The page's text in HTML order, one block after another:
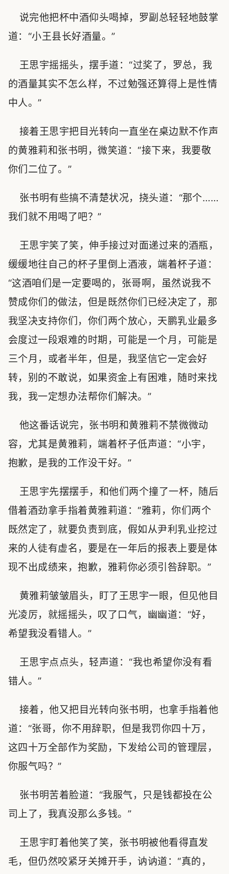
说完他把杯中酒仰头喝掉，罗副总轻轻地鼓掌
道：“小王县长好酒量。”
王思宇摇摇头，摆手道：“过奖了，罗总，我
的酒量其实不怎么样，不过勉强还算得上是性情
中人。”
接着王思宇把目光转向一直坐在桌边默不作声
的黄雅莉和张书明，微笑道：“接下来，我要敬
你们二位了。”
张书明有些搞不清楚状况，挠头道：“那个……
我们就不用喝了吧？”
王思宇笑了笑，伸手接过对面递过来的酒瓶，
缓缓地往自己的杯子里倒上酒液，端着杯子道：
“这酒咱们是一定要喝的，张哥啊，虽然说我不
赞成你们的做法，但是既然你们已经决定了，那
我坚决支持你们，你们两个放心，天鹏乳业最多
会度过一段艰难的时期，可能是一个月，可能是
三个月，或者半年，但是，我坚信它一定会好
转，别的不敢说，如果资金上有困难，随时来找
我，我一定想办法帮你们解决。”
他这番话说完，张书明和黄雅莉不禁微微动
容，尤其是黄雅莉，端着杯子低声道：“小宇，
抱歉，是我的工作没干好。”
王思宇先摆摆手，和他们两个撞了一杯，随后
借着酒劲拿手指着黄雅莉道：“雅莉，你们两个
既然定了，就要负责到底，假如从尹利乳业挖过
来的人徒有虚名，要是在一年后的报表上要是体
现不出成绩来，抱歉，雅莉你必须引咎辞职。”
黄雅莉皱皱眉头，盯了王思宇一眼，但见他目
光凌厉，就摇摇头，叹了口气，幽幽道：“好，
希望我没看错人。”
王思宇点点头，轻声道：“我也希望你没有看
错人。”
接着，他又把目光转向张书明，也拿手指着他
道：“张哥，你不用辞职，但是我罚你四十万，
这四十万全部作为奖励，下发给公司的管理层，
你服气吗？”
张书明苦着脸道：“我服气，只是钱都投在公
司上了，我真没那么多钱。”
王思宇盯着他笑了笑，张书明被他看得直发
毛，但仍然咬紧牙关摊开手，讷讷道：“真的，